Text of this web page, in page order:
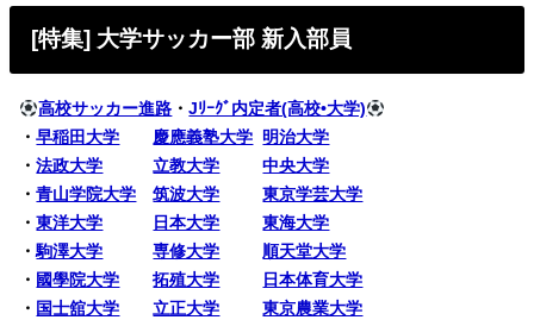
[特集] 大学サッカー部 新入部員
高校サッカー進路 ・Jﾘｰｸﾞ内定者(高校•大学)
・早稲田大学 慶應義塾大学 明治大学
・法政大学 立教大学
中央大学
・青山学院大学 筑波大学
東京学芸大学
・東洋大学 日本大学
東海大学
・駒澤大学 専修大学
順天堂大学
・ 國學院大学 拓殖大学
日本体育大学
・ 国士舘大学 立正大学
東京農業大学